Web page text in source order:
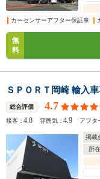
カーセンサーアフター保証車
無
料
ＳＰＯＲＴ岡崎 輸入
総合評価 4.7
接客：4.8 雰囲気：4.9 アフタ
掲載
所